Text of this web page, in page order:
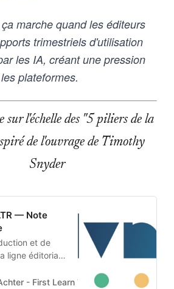
marche quand les éditeurs
trimestriels d'utilisation
les IA, créant une pression
plateformes.
l'échelle des "5 piliers de la
de l'ouvrage de Timothy
Snyder
— Note
et de
ligne éditoriale
auto-
- First Learn The Rules. Then Break